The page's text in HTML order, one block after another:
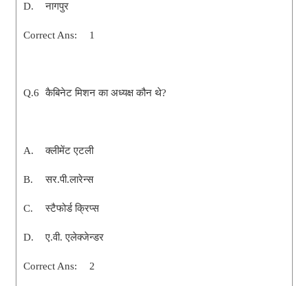
D. नागपुर
Correct Ans: 1
Q.6 कैबिनेट मिशन का अध्यक्ष कौन थे?
A. क्लीमेंट एटली
B. सर.पी.लारेन्स
C. स्टैफोर्ड क्रिप्स
D. ए.वी. एलेक्जेन्डर
Correct Ans: 2